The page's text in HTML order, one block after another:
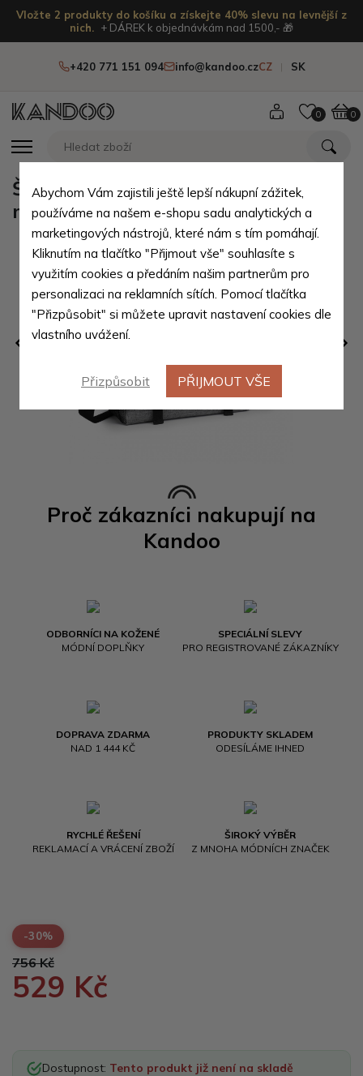
Vložte 2 produkty do košíku a získejte 40% slevu na levnější z
nich.
+ DÁREK k objednávkám nad 1500,- 🎁
+420 771 151 094 info@kandoo.czCZ SK
0 0
Proč zákazníci nakupují na
Kandoo
ODBORNÍCI NA KOŽENÉ
MÓDNÍ DOPLŇKY
SPECIÁLNÍ SLEVY
PRO REGISTROVANÉ ZÁKAZNÍKY
DOPRAVA ZDARMA
NAD 1 444 KČ
PRODUKTY SKLADEM
ODESÍLÁME IHNED
RYCHLÉ ŘEŠENÍ
REKLAMACÍ A VRÁCENÍ ZBOŽÍ
ŠIROKÝ VÝBĚR
Z MNOHA MÓDNÍCH ZNAČEK
Šedá pánská klopnová taška na
notebook Minttu
-30%
756 Kč
529 Kč
Dostupnost: Tento produkt již není na skladě
Abychom Vám zajistili ještě lepší nákupní zážitek,
používáme na našem e-shopu sadu analytických a
marketingových nástrojů, které nám s tím pomáhají.
Kliknutím na tlačítko "Přijmout vše" souhlasíte s
využitím cookies a předáním našim partnerům pro
personalizaci na reklamních sítích. Pomocí tlačítka
"Přizpůsobit" si můžete upravit nastavení cookies dle
vlastního uvážení.
Přizpůsobit PŘIJMOUT VŠE